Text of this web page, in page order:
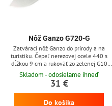
Nôž Ganzo G720-G
Zatvárací nôž Ganzo do prírody a na
turistiku. Čepeľ nerezovej ocele 440 s
dĺžkou 9 cm a rukoväť zo zelenej G10
dokonale odolávajú poveternostným
podmienkam.
Skladom - odosielame ihneď
31 €
Do košíka